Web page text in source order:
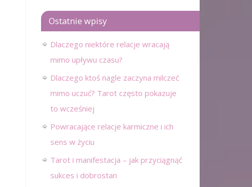
Ostatnie wpisy
Dlaczego niektóre relacje wracają
mimo upływu czasu?
Dlaczego ktoś nagle zaczyna milczeć
mimo uczuć? Tarot często pokazuje
to wcześniej
Powracające relacje karmiczne i ich
sens w życiu
Tarot i manifestacja – jak przyciągnąć
sukces i dobrostan